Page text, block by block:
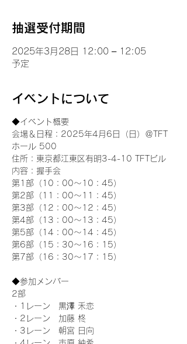
抽選受付期間
2025年3月28日 12:00 – 12:05
予定
イベントについて
◆イベント概要
会場＆日程：2025年4月6日（日）＠TFT
ホール 500
住所：東京都江東区有明3-4-10 TFTビル
内容：握手会
第1部（10：00～10：45）
第2部（11：00～11：45）
第3部（12：00～12：45）
第4部（13：00～13：45）
第5部（14：00～14：45）
第6部（15：30～16：15）
第7部（16：30～17：15）
◆参加メンバー
2部
・1レーン　黒澤 禾恋
・2レーン　加藤 柊
・3レーン　朝宮 日向